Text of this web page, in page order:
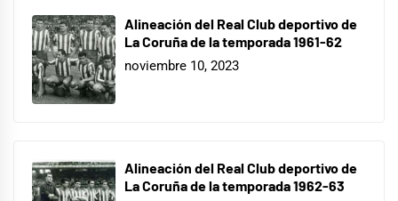
Alineación del Real Club deportivo de
La Coruña de la temporada 1961-62
noviembre 10, 2023
Alineación del Real Club deportivo de
La Coruña de la temporada 1962-63